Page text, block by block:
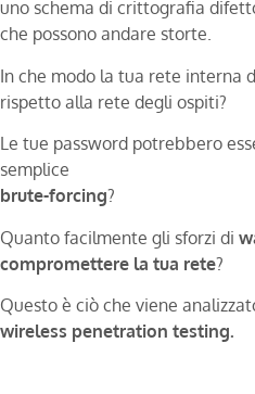
uno schema di crittografia
che possono andare storte.
In che modo la tua rete interna
rispetto alla rete degli ospiti?
Le tue password potrebbero
semplice
brute-forcing?
Quanto facilmente gli sforzi di
compromettere la tua rete?
Questo è ciò che viene
wireless penetration testing.